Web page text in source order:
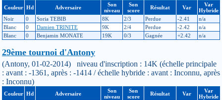
Couleur Hd Adversaire
Son
niveau
Son
score
Résultat Var
Var
Hybride
Noir
0 Soria TEBIB 8K 2/3 Perdue -2.41
n/a
Blanc
0 Damien TRINITE 9K 2/4 Perdue -2.42
n/a
Blanc
0 Benjamin MONATE 19K 0/3 Gagnée +2.42 n/a
29ème tournoi d'Antony
(Antony, 01-02-2014) niveau d'inscription : 14K (échelle principale
: avant : -1361, après : -1414 / échelle hybride : avant : Inconnu, après
: Inconnu)
Couleur Hd Adversaire
Son
niveau
Son
score
Résultat Var
Var
Hybride